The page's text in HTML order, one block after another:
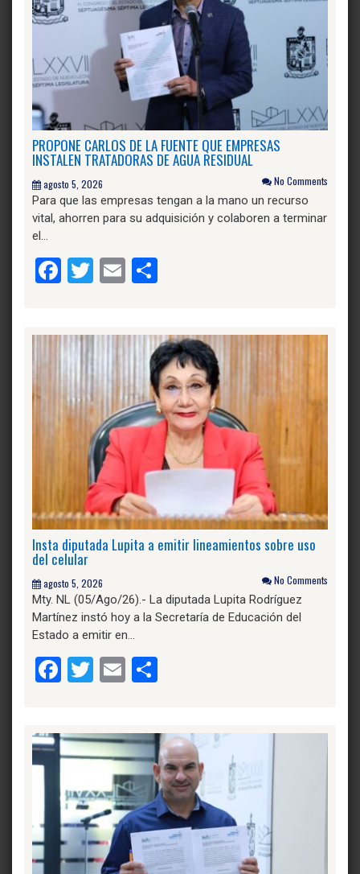
PROPONE CARLOS DE LA FUENTE QUE EMPRESAS
INSTALEN TRATADORAS DE AGUA RESIDUAL
agosto 5, 2026 No Comments
Para que las empresas tengan a la mano un recurso
vital, ahorren para su adquisición y colaboren a terminar
el…
Facebook
Twitter
Email
Insta diputada Lupita a emitir lineamientos sobre uso
del celular
agosto 5, 2026 No Comments
Mty. NL (05/Ago/26).- La diputada Lupita Rodríguez
Martínez instó hoy a la Secretaría de Educación del
Estado a emitir en…
Facebook
Twitter
Email